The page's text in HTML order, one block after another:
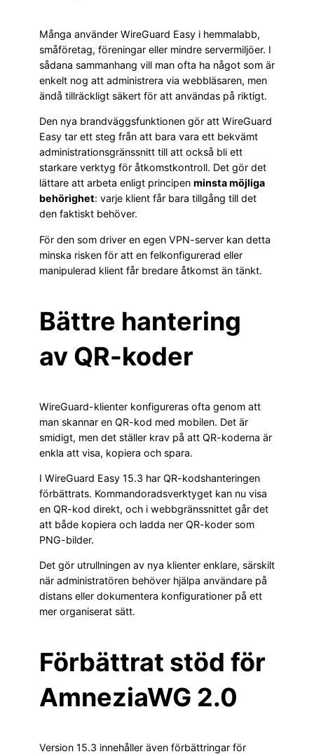
Många använder WireGuard Easy i hemmalabb,
småföretag, föreningar eller mindre servermiljöer. I
sådana sammanhang vill man ofta ha något som är
enkelt nog att administrera via webbläsaren, men
ändå tillräckligt säkert för att användas på riktigt.
Den nya brandväggsfunktionen gör att WireGuard
Easy tar ett steg från att bara vara ett bekvämt
administrationsgränssnitt till att också bli ett
starkare verktyg för åtkomstkontroll. Det gör det
lättare att arbeta enligt principen minsta möjliga
behörighet: varje klient får bara tillgång till det
den faktiskt behöver.
För den som driver en egen VPN-server kan detta
minska risken för att en felkonfigurerad eller
manipulerad klient får bredare åtkomst än tänkt.
Bättre hantering
av QR-koder
WireGuard-klienter konfigureras ofta genom att
man skannar en QR-kod med mobilen. Det är
smidigt, men det ställer krav på att QR-koderna är
enkla att visa, kopiera och spara.
I WireGuard Easy 15.3 har QR-kodshanteringen
förbättrats. Kommandoradsverktyget kan nu visa
en QR-kod direkt, och i webbgränssnittet går det
att både kopiera och ladda ner QR-koder som
PNG-bilder.
Det gör utrullningen av nya klienter enklare, särskilt
när administratören behöver hjälpa användare på
distans eller dokumentera konfigurationer på ett
mer organiserat sätt.
Förbättrat stöd för
AmneziaWG 2.0
Version 15.3 innehåller även förbättringar för